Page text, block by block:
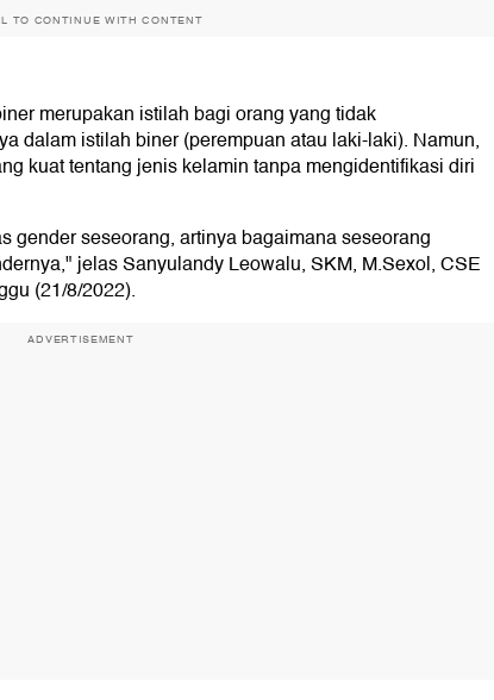
TO CONTINUE WITH CONTENT
merupakan istilah bagi orang yang tidak
dalam istilah biner (perempuan atau laki-laki). Namun,
kuat tentang jenis kelamin tanpa mengidentifikasi diri
gender seseorang, artinya bagaimana seseorang
jelas Sanyulandy Leowalu, SKM, M.Sexol, CSE
(21/8/2022).
ADVERTISEMENT